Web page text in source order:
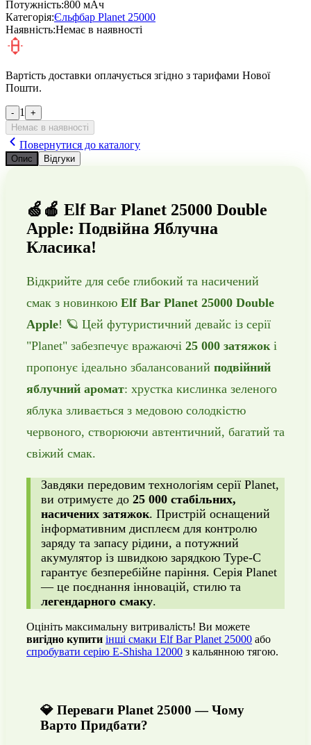
Потужність:800 мАч
Категорія:Єльфбар Planet 25000
Наявність:Немає в наявності
Вартість доставки оплачується згідно з тарифами Нової
Пошти.
- 1
+
Немає в наявності
Повернутися до каталогу
Опис Відгуки
🍏🍎 Elf Bar Planet 25000 Double
Apple: Подвійна Яблучна
Класика!
Відкрийте для себе глибокий та насичений
смак з новинкою Elf Bar Planet 25000 Double
Apple! 🪐 Цей футуристичний девайс із серії
"Planet" забезпечує вражаючі 25 000 затяжокі
пропонує ідеально збалансований подвійний
яблучний аромат: хрустка кислинка зеленого
яблука зливається з медовою солодкістю
червоного, створюючи автентичний, багатий та
свіжий смак.
Завдяки передовим технологіям серії Planet,
ви отримуєте до 25 000 стабільних,
насичених затяжок. Пристрій оснащений
інформативним дисплеєм для контролю
заряду та запасу рідини, а потужний
акумулятор із швидкою зарядкою Type-C
гарантує безперебійне паріння. Серія Planet
— це поєднання інновацій, стилю та
легендарного смаку.
Оцініть максимальну витривалість! Ви можете
вигідно купити інші смаки Elf Bar Planet 25000 або
спробувати серію E-Shisha 12000 з кальянною тягою.
💎 Переваги Planet 25000 — Чому
Варто Придбати?